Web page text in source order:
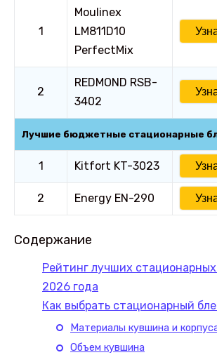
1
Moulinex
LM811D10
PerfectMix
2
REDMOND RSB-
3402
Лучшие бюджетные стационарные
1 Kitfort KT-3023
2 Energy EN-290
Содержание
Рейтинг лучших
2026 года
Как выбрать стационарный
Материалы кувшина и
Объем кувшина